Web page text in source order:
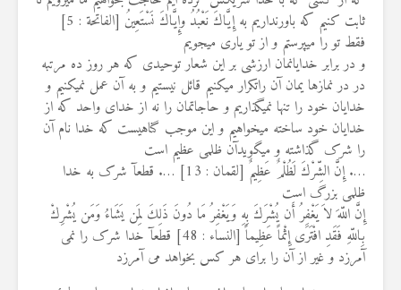
ثابت کنیم که باورنداریم به إِيَّاكَ نَعْبُدُ وإِيَّاكَ نَسْتَعِينُ [الفاتحة : 5]
فقط تو را میپرستم و از تو یاری میجویم
و در برابر خدایانمان ارزشی بر این شعار توحیدی که هر روز ده مرتبه
در در نمازها یمان آن راتکرار میکنیم قائل نیستیم و به آن عمل نمیکنیم و
خدایان خود را تنها نمیگذاریم و حاجاتمان را نه از خدای واحد که از
خدایان خود ساخته میخواهیم و این موجب گناهیست که خدا نام آن
را شرک گذاشته و میگویدآن ظلمی عظیم است
…. إِنَّ الشِّرْكَ لَظُلْمٌ عَظِيمٌ [لقمان : 13] …. قطعآ شرک به خدا
ظلمی بزرگ است
إِنَّ اللّهَ لاَ يَغْفِرُ أَن يُشْرَكَ بِهِ وَيَغْفِرُ مَا دُونَ ذَلِكَ لِمَن يَشَاءُ وَمَن يُشْرِكْ
بِاللّهِ فَقَدِ افْتَرَى إِثْماً عَظِيماً [النساء : 48] قطعآ خدا شرک را نمی
آمرزد و غیر از آن را برای هر کس بخواهد می آمرزد